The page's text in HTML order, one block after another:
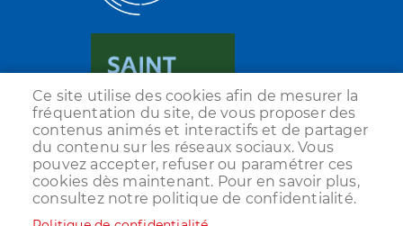
Ce site utilise des cookies afin de mesurer la
fréquentation du site, de vous proposer des
contenus animés et interactifs et de partager
du contenu sur les réseaux sociaux. Vous
pouvez accepter, refuser ou paramétrer ces
cookies dès maintenant. Pour en savoir plus,
consultez notre politique de confidentialité.